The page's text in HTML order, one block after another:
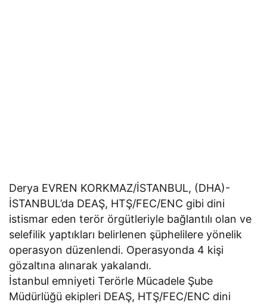
Derya EVREN KORKMAZ/İSTANBUL, (DHA)-
İSTANBUL’da DEAŞ, HTŞ/FEC/ENC gibi dini
istismar eden terör örgütleriyle bağlantılı olan ve
selefilik yaptıkları belirlenen şüphelilere yönelik
operasyon düzenlendi. Operasyonda 4 kişi
gözaltına alınarak yakalandı.
İstanbul emniyeti Terörle Mücadele Şube
Müdürlüğü ekipleri DEAŞ, HTŞ/FEC/ENC dini